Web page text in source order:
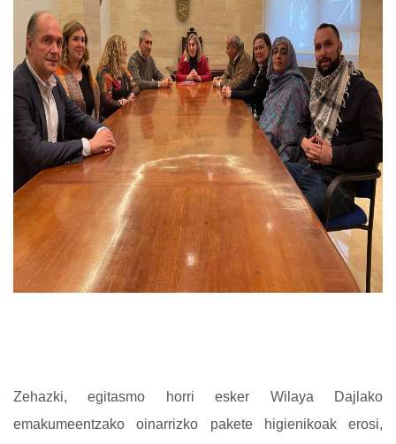
Zehazki, egitasmo horri esker Wilaya Dajlako
emakumeentzako oinarrizko pakete higienikoak erosi,